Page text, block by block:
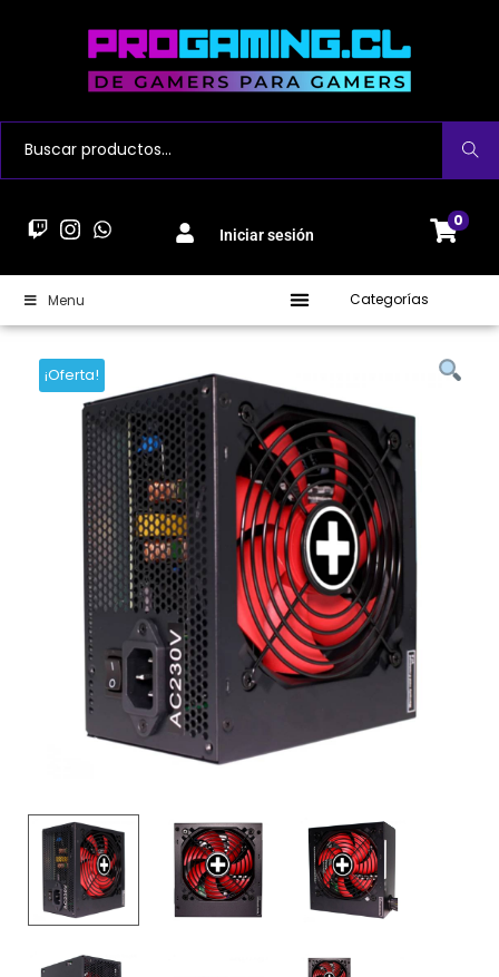
Buscar
Iniciar sesión
0
Menu Categorías
¡Oferta!